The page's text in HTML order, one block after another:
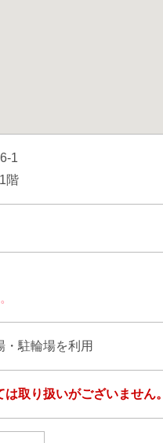
1
階
駐輪場を利用
取り扱いがございません。